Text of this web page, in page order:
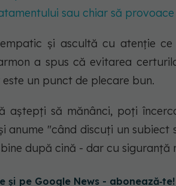
sau chiar să
și ascultă cu atenție
a spus că evitarea
un punct de plecare bun.
aștepți să mănânci, poți
anume "când discuți un
după cină - dar cu siguranță
și pe Google News - abonează‑te!